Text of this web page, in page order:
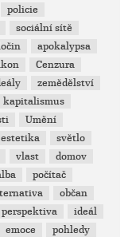
policie
sociální sítě
apokalypsa
Cenzura
zemědělství
kapitalismus
Umění
estetika
světlo
vlast
domov
počítač
občan
perspektiva
ideál
emoce
pohledy